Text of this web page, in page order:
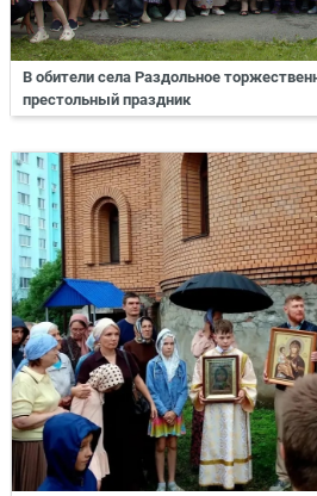
В обители села Раздольное
престольный праздник